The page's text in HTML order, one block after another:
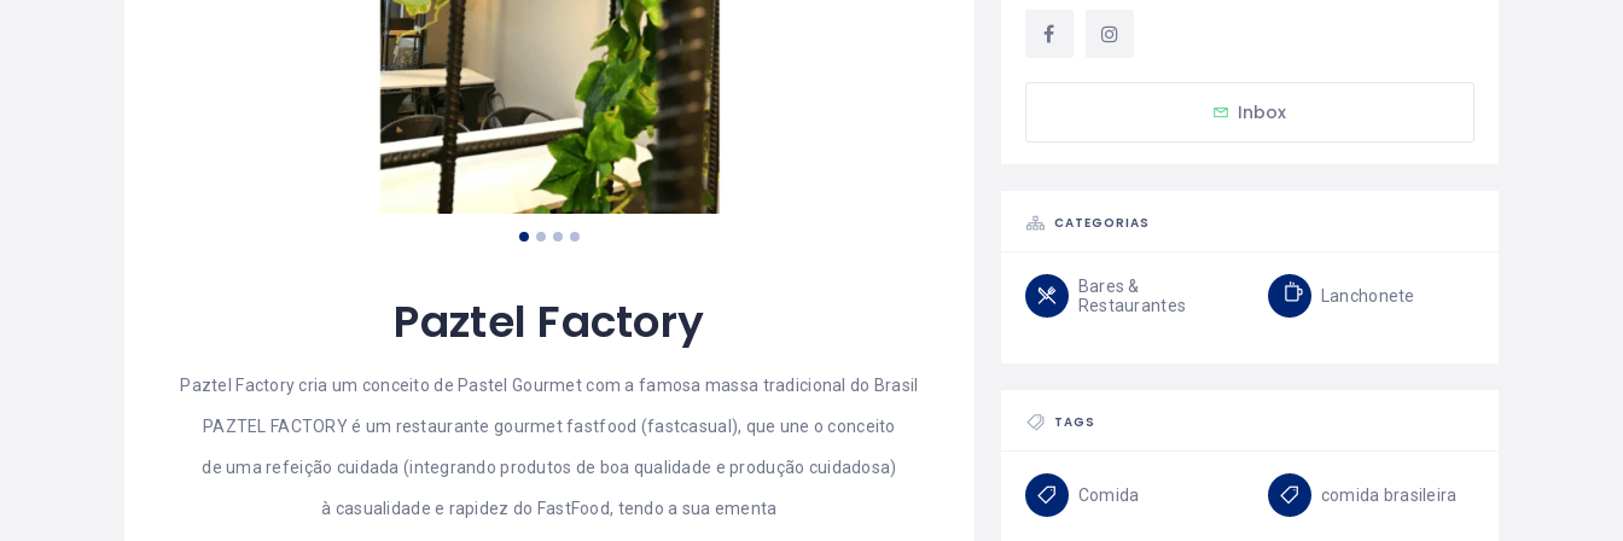
Paztel Factory
Paztel Factory cria um conceito de Pastel Gourmet com a famosa massa tradicional do Brasil
PAZTEL FACTORY é um restaurante gourmet fastfood (fastcasual), que une o conceito
de uma refeição cuidada (integrando produtos de boa qualidade e produção cuidadosa)
à casualidade e rapidez do FastFood, tendo a sua ementa
Inbox
CATEGORIAS
Bares &
Restaurantes
Lanchonete
TAGS
Comida comida brasileira